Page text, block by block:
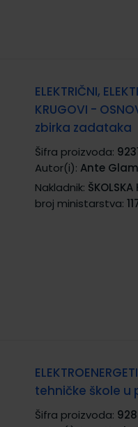
ELEKTRIČNI,
KRUGOVI -
zbirka zadataka
Šifra proizvoda:
Autor(i): Ante
Nakladnik:
broj ministarstva:
tehničke škole u
Šifra proizvoda: